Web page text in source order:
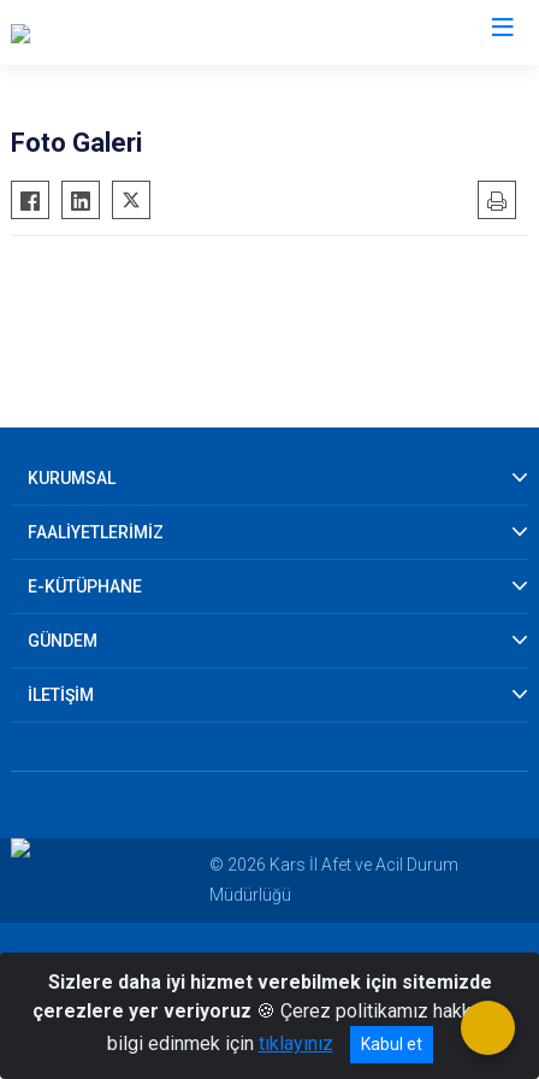
Foto Galeri
KURUMSAL
FAALİYETLERİMİZ
E-KÜTÜPHANE
GÜNDEM
İLETİŞİM
© 2026 Kars İl Afet ve Acil Durum
Müdürlüğü
Sizlere daha iyi hizmet verebilmek için sitemizde
çerezlere yer veriyoruz 🍪 Çerez politikamız hakkında
bilgi edinmek için tıklayınız Kabul et